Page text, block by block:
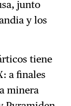
junto
y los
tiene
a finales
minera